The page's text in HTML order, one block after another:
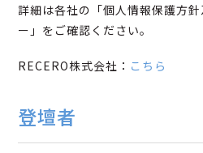
詳細は各社の「個人情報保護方
ー」をご確認ください。
RECERO株式会社： こちら
登壇者